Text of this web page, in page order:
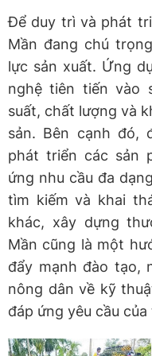
Để duy trì và phát
Mần đang chú
lực sản xuất. Ứng
nghệ tiên tiến vào
suất, chất lượng và
sản. Bên cạnh đó,
phát triển các sản
ứng nhu cầu đa
tìm kiếm và khai
khác, xây dựng
Mần cũng là một
đẩy mạnh đào tạo,
nông dân về kỹ
đáp ứng yêu cầu